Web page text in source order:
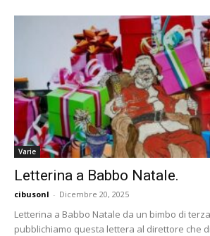
Varie
Letterina a Babbo Natale.
cibusonl - Dicembre 20, 2025
Letterina a Babbo Natale da un bimbo di
pubblichiamo questa lettera al direttore che